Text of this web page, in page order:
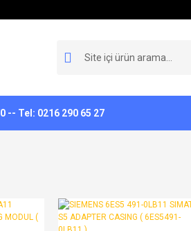
-- Tel: 0216 290 65 27